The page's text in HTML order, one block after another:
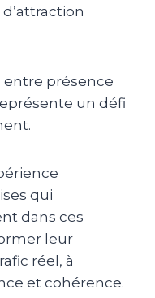
présence
un défi
qui
dans ces
leur
réel, à
et cohérence.